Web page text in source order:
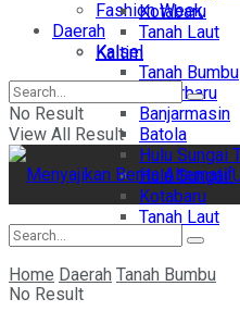
Fashion Week
Daerah
Kalsel
Tanah Bumbu
Banjarbaru
Banjarmasin
Batola
Hulu Sungai
Hulu Sungai
Kotabaru
Tanah Laut
Kotabaru
Tanah Laut
Kaltim
No Result
View All Result
No Result
Home Daerah Tanah Bumbu